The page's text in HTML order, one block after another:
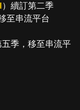
）續訂第二季
至串流平台
五季，移至串流平